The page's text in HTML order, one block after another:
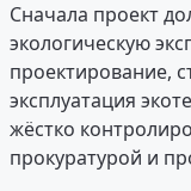
Сначала проект
экологическую
проектирование,
эксплуатация
жёстко
прокуратурой и